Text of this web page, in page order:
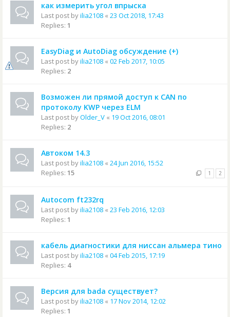
как измерить угол впрыска
Last post byilia2108 « 23 Oct 2018, 17:43
Replies: 1
EasyDiag и AutoDiag обсуждение (+)
Last post byilia2108 « 02 Feb 2017, 10:05
Replies: 2
Возможен ли прямой доступ к CAN по
протоколу KWP через ELM
Last post byOlder_V « 19 Oct 2016, 08:01
Replies: 2
Автоком 14.3
Last post byilia2108 « 24 Jun 2016, 15:52
Replies: 15 1 2
Autocom ft232rq
Last post byilia2108 « 23 Feb 2016, 12:03
Replies: 1
кабель диагностики для ниссан альмера тино
Last post byilia2108 « 04 Feb 2015, 17:19
Replies: 4
Версия для bada существует?
Last post byilia2108 « 17 Nov 2014, 12:02
Replies: 1